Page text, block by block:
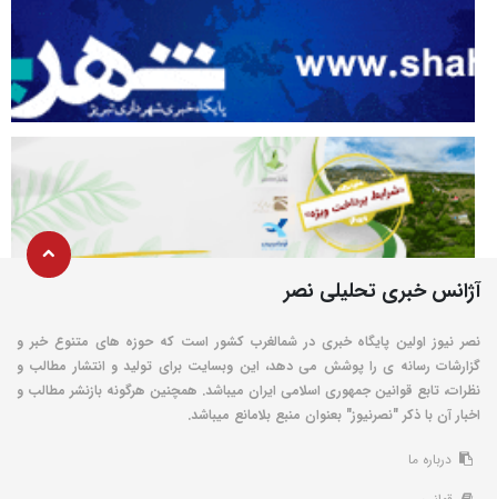
آژانس خبری تحلیلی نصر
نصر نیوز اولین پایگاه خبری در شمالغرب کشور است که حوزه های متنوع خبر و
گزارشات رسانه ی را پوشش می دهد، این وبسایت برای تولید و انتشار مطالب و
نظرات، تابع قوانین جمهوری اسلامی ایران میباشد. همچنین هرگونه بازنشر مطالب و
اخبار آن با ذکر "نصرنیوز" بعنوان منبع بلامانع میباشد.
درباره ما